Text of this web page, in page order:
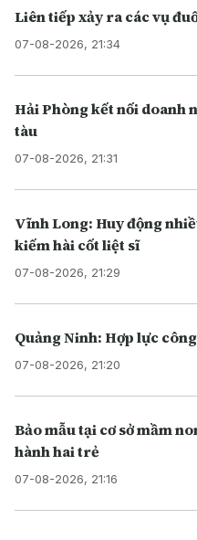
Liên tiếp xảy ra các vụ
07-08-2026, 21:34
Hải Phòng kết nối doanh
tàu
07-08-2026, 21:31
Vĩnh Long: Huy động
kiếm hài cốt liệt sĩ
07-08-2026, 21:29
Quảng Ninh: Hợp lực
07-08-2026, 21:20
Bảo mẫu tại cơ sở mầm
hành hai trẻ
07-08-2026, 21:16